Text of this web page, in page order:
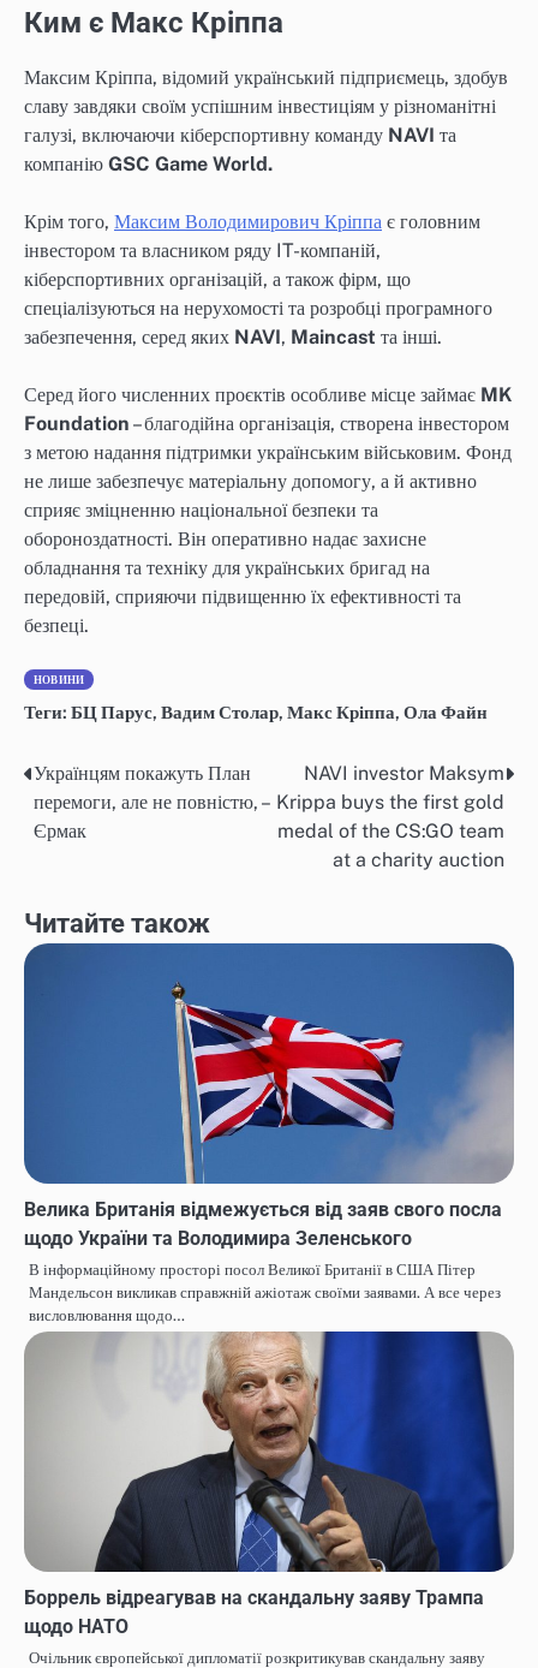
Ким є Макс Кріппа
Максим Кріппа, відомий український підприємець, здобув
славу завдяки своїм успішним інвестиціям у різноманітні
галузі, включаючи кіберспортивну команду NAVI та
компанію GSC Game World.
Крім того, Максим Володимирович Кріппа є головним
інвестором та власником ряду IT-компаній,
кіберспортивних організацій, а також фірм, що
спеціалізуються на нерухомості та розробці програмного
забезпечення, серед яких NAVI, Maincast та інші.
Серед його численних проєктів особливе місце займає MK
Foundation – благодійна організація, створена інвестором
з метою надання підтримки українським військовим. Фонд
не лише забезпечує матеріальну допомогу, а й активно
сприяє зміцненню національної безпеки та
обороноздатності. Він оперативно надає захисне
обладнання та техніку для українських бригад на
передовій, сприяючи підвищенню їх ефективності та
безпеці.
НОВИНИ
Теги: БЦ Парус, Вадим Столар, Макс Кріппа, Ола Файн
Навігація
записів
Українцям покажуть План
перемоги, але не повністю, –
Єрмак
NAVI investor Maksym
Krippa buys the first gold
medal of the CS:GO team
at a charity auction
Читайте також
Велика Британія відмежується від заяв свого посла
щодо України та Володимира Зеленського
В інформаційному просторі посол Великої Британії в США Пітер
Мандельсон викликав справжній ажіотаж своїми заявами. А все через
висловлювання щодо…
Боррель відреагував на скандальну заяву Трампа
щодо НАТО
Очільник європейської дипломатії розкритикував скандальну заяву